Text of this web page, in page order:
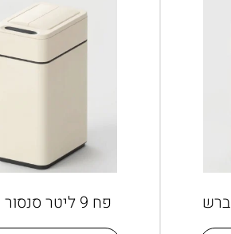
פח 9 ליטר סנסור קרם